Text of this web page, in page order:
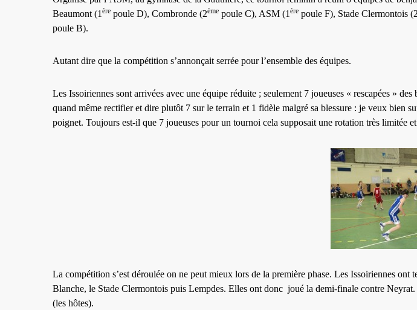
Beaumont (1 ère poule D), Combronde (2ème poule C), ASM (1 ère poule F), Stade Clermontois (2
poule B).
Autant dire que la compétition s’annonçait serrée pour l’ensemble des équipes.
Les Issoiriennes sont arrivées avec une équipe réduite ; seulement 7 joueuses « rescapées »
quand même rectifier et dire plutôt 7 sur le terrain et 1 fidèle malgré sa blessure : je veux bien
poignet. Toujours est-il que 7 joueuses pour un tournoi cela supposait une rotation très limitée
La compétition s’est déroulée on ne peut mieux lors de la première phase. Les Issoiriennes
Blanche, le Stade Clermontois puis Lempdes. Elles ont donc joué la demi-finale contre
(les hôtes).